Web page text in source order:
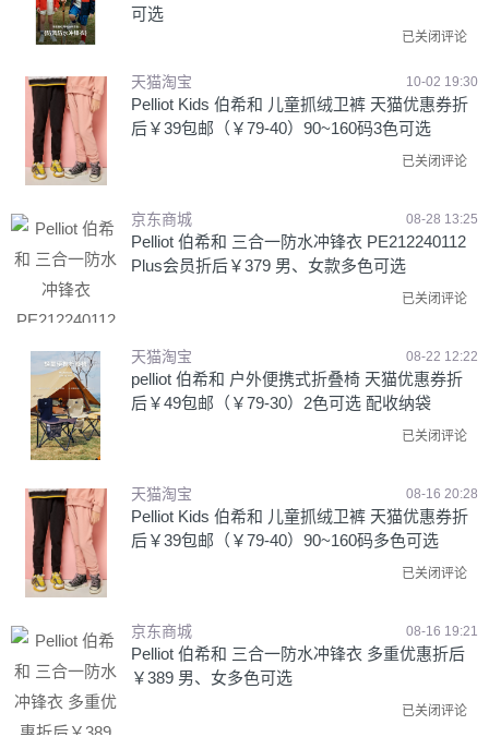
可选
已关闭评论
天猫淘宝 10-02 19:30
Pelliot Kids 伯希和 儿童抓绒卫裤 天猫优惠券折
后￥39包邮（￥79-40）90~160码3色可选
已关闭评论
京东商城 08-28 13:25
Pelliot 伯希和 三合一防水冲锋衣 PE212240112
Plus会员折后￥379 男、女款多色可选
已关闭评论
天猫淘宝 08-22 12:22
pelliot 伯希和 户外便携式折叠椅 天猫优惠券折
后￥49包邮（￥79-30）2色可选 配收纳袋
已关闭评论
天猫淘宝 08-16 20:28
Pelliot Kids 伯希和 儿童抓绒卫裤 天猫优惠券折
后￥39包邮（￥79-40）90~160码多色可选
已关闭评论
京东商城 08-16 19:21
Pelliot 伯希和 三合一防水冲锋衣 多重优惠折后
￥389 男、女多色可选
已关闭评论